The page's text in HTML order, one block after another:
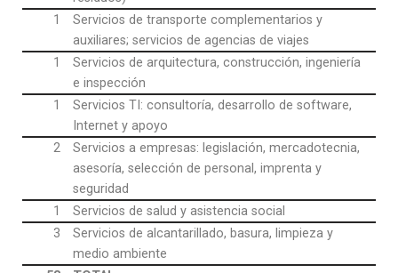
1
Servicios de transporte complementarios y
auxiliares; servicios de agencias de viajes
1
Servicios de arquitectura, construcción, ingeniería
e inspección
1
Servicios TI: consultoría, desarrollo de software,
Internet y apoyo
2
Servicios a empresas: legislación, mercadotecnia,
asesoría, selección de personal, imprenta y
seguridad
1
Servicios de salud y asistencia social
3
Servicios de alcantarillado, basura, limpieza y
medio ambiente